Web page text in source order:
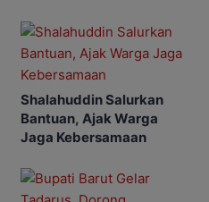
Shalahuddin Salurkan
Bantuan, Ajak Warga
Jaga Kebersamaan